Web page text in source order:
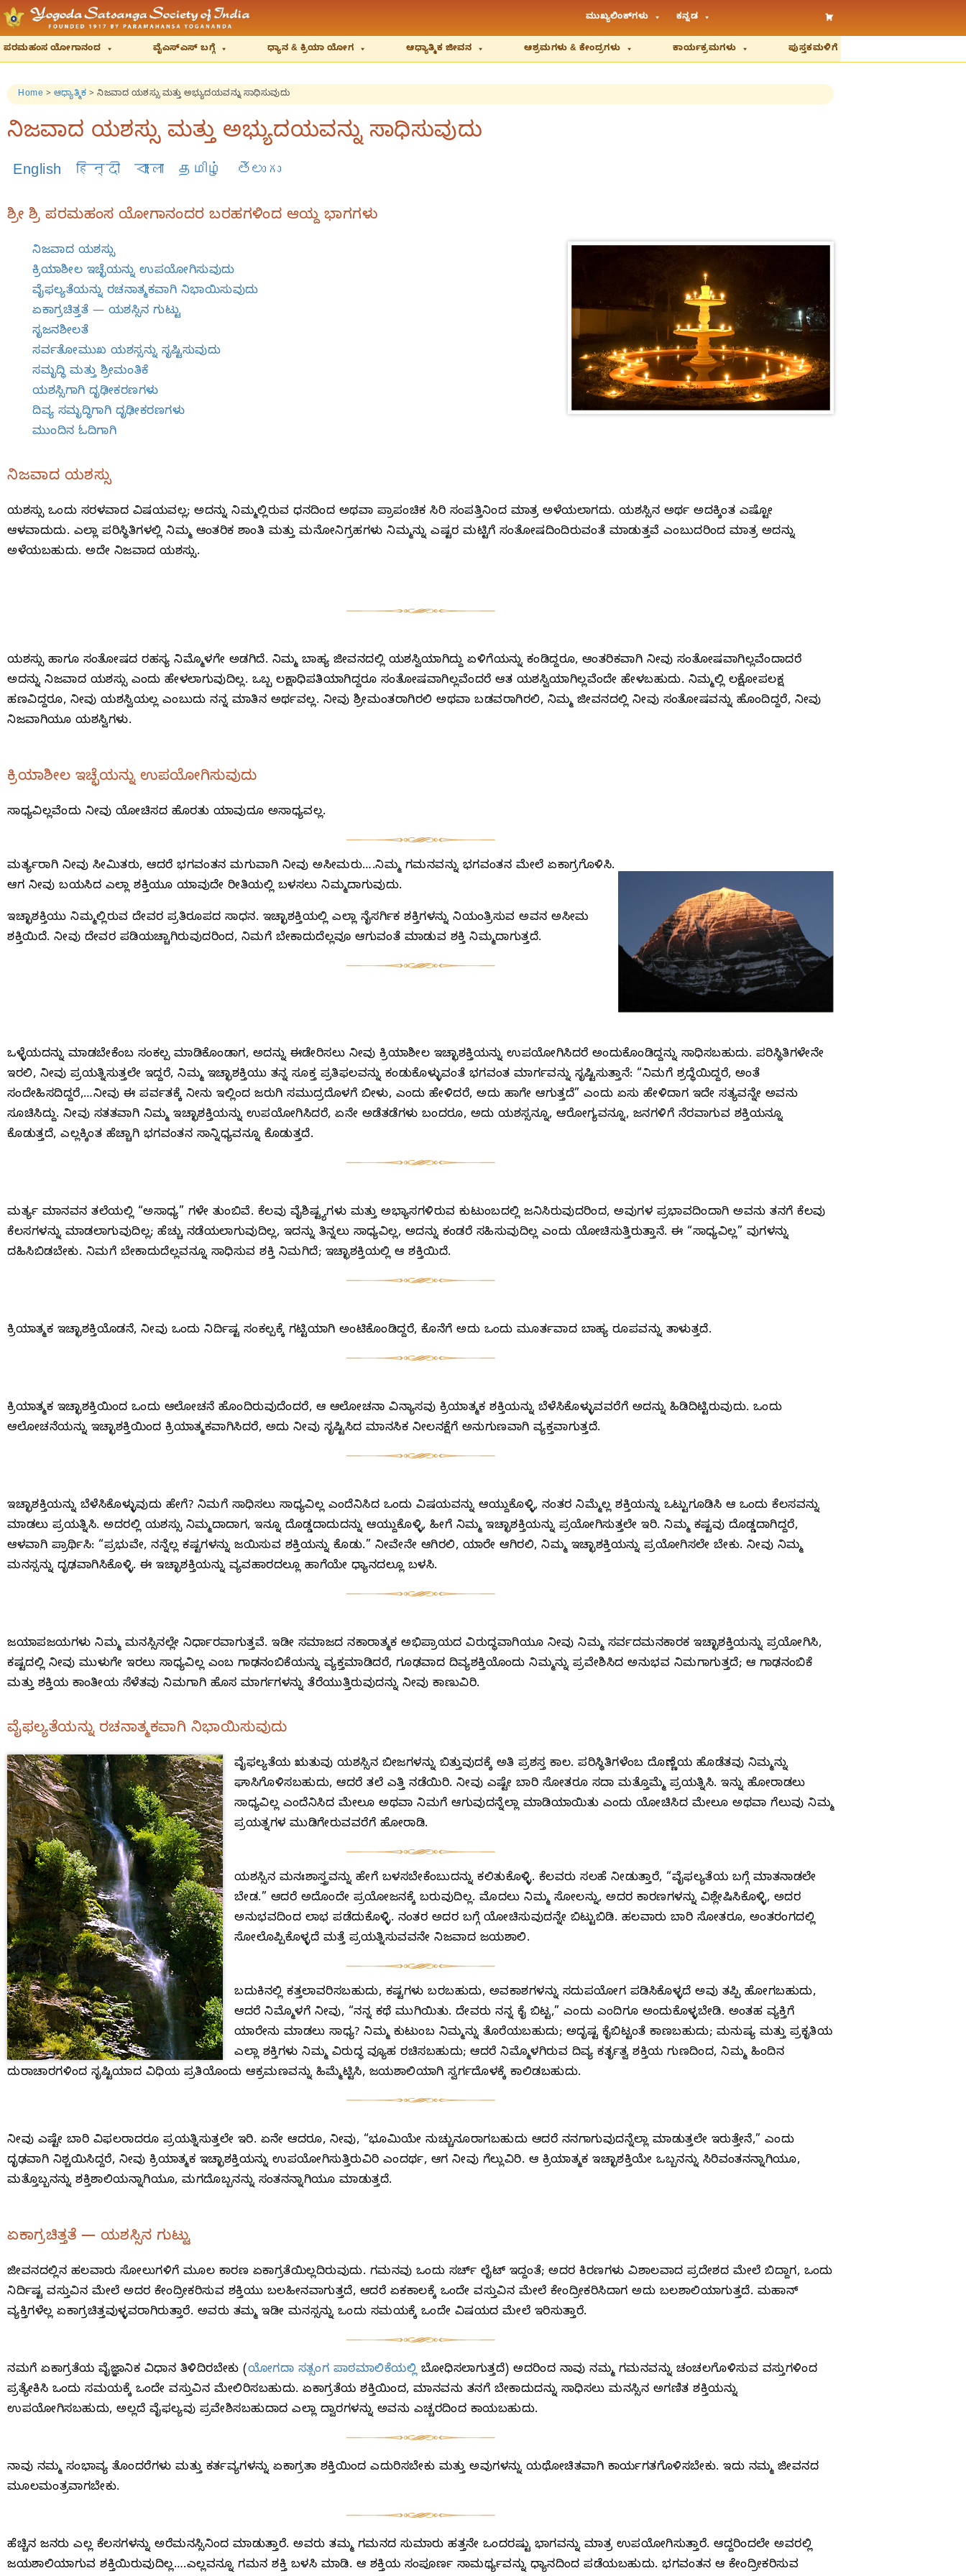
ಮುಖ್ಯಲಿಂಕ್‌ಗಳು ಕನ್ನಡ
ಪರಮಹಂಸ ಯೋಗಾನಂದ ವೈಎಸ್‌ಎಸ್‌ ಬಗ್ಗೆ ಧ್ಯಾನ & ಕ್ರಿಯಾ ಯೋಗ ಆಧ್ಯಾತ್ಮಿಕ ಜೀವನ ಆಶ್ರಮಗಳು & ಕೇಂದ್ರಗಳು ಕಾರ್ಯಕ್ರಮಗಳು ಪುಸ್ತಕಮಳಿಗೆ
Home > ಆಧ್ಯಾತ್ಮಿಕ > ನಿಜವಾದ ಯಶಸ್ಸು ಮತ್ತು ಅಭ್ಯುದಯವನ್ನು ಸಾಧಿಸುವುದು
ನಿಜವಾದ ಯಶಸ್ಸು ಮತ್ತು ಅಭ್ಯುದಯವನ್ನು ಸಾಧಿಸುವುದು
English हिन्दी বাংলা தமிழ் తెలుగు
ಶ್ರೀ ಶ್ರಿ ಪರಮಹಂಸ ಯೋಗಾನಂದರ ಬರಹಗಳಿಂದ ಆಯ್ದ ಭಾಗಗಳು
ನಿಜವಾದ ಯಶಸ್ಸು
ಕ್ರಿಯಾಶೀಲ ಇಚ್ಛೆಯನ್ನು ಉಪಯೋಗಿಸುವುದು
ವೈಫಲ್ಯತೆಯನ್ನು ರಚನಾತ್ಮಕವಾಗಿ ನಿಭಾಯಿಸುವುದು
ಏಕಾಗ್ರಚಿತ್ತತೆ — ಯಶಸ್ಸಿನ ಗುಟ್ಟು
ಸೃಜನಶೀಲತೆ
ಸರ್ವತೋಮುಖ ಯಶಸ್ಸನ್ನು ಸೃಷ್ಟಿಸುವುದು
ಸಮೃದ್ಧಿ ಮತ್ತು ಶ್ರೀಮಂತಿಕೆ
ಯಶಸ್ಸಿಗಾಗಿ ದೃಢೀಕರಣಗಳು
ದಿವ್ಯ ಸಮೃದ್ಧಿಗಾಗಿ ದೃಢೀಕರಣಗಳು
ಮುಂದಿನ ಓದಿಗಾಗಿ
ನಿಜವಾದ ಯಶಸ್ಸು
ಯಶಸ್ಸು ಒಂದು ಸರಳವಾದ ವಿಷಯವಲ್ಲ; ಅದನ್ನು ನಿಮ್ಮಲ್ಲಿರುವ ಧನದಿಂದ ಅಥವಾ ಪ್ರಾಪಂಚಿಕ ಸಿರಿ ಸಂಪತ್ತಿನಿಂದ ಮಾತ್ರ ಅಳೆಯಲಾಗದು. ಯಶಸ್ಸಿನ ಅರ್ಥ ಅದಕ್ಕಿಂತ ಎಷ್ಟೋ
ಆಳವಾದುದು. ಎಲ್ಲಾ ಪರಿಸ್ಥಿತಿಗಳಲ್ಲಿ ನಿಮ್ಮ ಆಂತರಿಕ ಶಾಂತಿ ಮತ್ತು ಮನೋನಿಗ್ರಹಗಳು ನಿಮ್ಮನ್ನು ಎಷ್ಟರ ಮಟ್ಟಿಗೆ ಸಂತೋಷದಿಂದಿರುವಂತೆ ಮಾಡುತ್ತವೆ ಎಂಬುದರಿಂದ ಮಾತ್ರ ಅದನ್ನು
ಅಳೆಯಬಹುದು. ಅದೇ ನಿಜವಾದ ಯಶಸ್ಸು.
ಯಶಸ್ಸು ಹಾಗೂ ಸಂತೋಷದ ರಹಸ್ಯ ನಿಮ್ಮೊಳಗೇ ಅಡಗಿದೆ. ನಿಮ್ಮ ಬಾಹ್ಯ ಜೀವನದಲ್ಲಿ ಯಶಸ್ವಿಯಾಗಿದ್ದು ಏಳಿಗೆಯನ್ನು ಕಂಡಿದ್ದರೂ, ಆಂತರಿಕವಾಗಿ ನೀವು ಸಂತೋಷವಾಗಿಲ್ಲವೆಂದಾದರೆ
ಅದನ್ನು ನಿಜವಾದ ಯಶಸ್ಸು ಎಂದು ಹೇಳಲಾಗುವುದಿಲ್ಲ. ಒಬ್ಬ ಲಕ್ಷಾಧಿಪತಿಯಾಗಿದ್ದರೂ ಸಂತೋಷವಾಗಿಲ್ಲವೆಂದರೆ ಆತ ಯಶಸ್ವಿಯಾಗಿಲ್ಲವೆಂದೇ ಹೇಳಬಹುದು. ನಿಮ್ಮಲ್ಲಿ ಲಕ್ಷೋಪಲಕ್ಷ
ಹಣವಿದ್ದರೂ, ನೀವು ಯಶಸ್ವಿಯಲ್ಲ ಎಂಬುದು ನನ್ನ ಮಾತಿನ ಅರ್ಥವಲ್ಲ. ನೀವು ಶ್ರೀಮಂತರಾಗಿರಲಿ ಅಥವಾ ಬಡವರಾಗಿರಲಿ, ನಿಮ್ಮ ಜೀವನದಲ್ಲಿ ನೀವು ಸಂತೋಷವನ್ನು ಹೊಂದಿದ್ದರೆ, ನೀವು
ನಿಜವಾಗಿಯೂ ಯಶಸ್ವಿಗಳು.
ಕ್ರಿಯಾಶೀಲ ಇಚ್ಛೆಯನ್ನು ಉಪಯೋಗಿಸುವುದು
ಸಾಧ್ಯವಿಲ್ಲವೆಂದು ನೀವು ಯೋಚಿಸದ ಹೊರತು ಯಾವುದೂ ಅಸಾಧ್ಯವಲ್ಲ.
ಮರ್ತ್ಯರಾಗಿ ನೀವು ಸೀಮಿತರು, ಆದರೆ ಭಗವಂತನ ಮಗುವಾಗಿ ನೀವು ಅಸೀಮರು….ನಿಮ್ಮ ಗಮನವನ್ನು ಭಗವಂತನ ಮೇಲೆ ಏಕಾಗ್ರಗೊಳಿಸಿ.
ಆಗ ನೀವು ಬಯಸಿದ ಎಲ್ಲಾ ಶಕ್ತಿಯೂ ಯಾವುದೇ ರೀತಿಯಲ್ಲಿ ಬಳಸಲು ನಿಮ್ಮದಾಗುವುದು.
ಇಚ್ಛಾಶಕ್ತಿಯು ನಿಮ್ಮಲ್ಲಿರುವ ದೇವರ ಪ್ರತಿರೂಪದ ಸಾಧನ. ಇಚ್ಛಾಶಕ್ತಿಯಲ್ಲಿ ಎಲ್ಲಾ ನೈಸರ್ಗಿಕ ಶಕ್ತಿಗಳನ್ನು ನಿಯಂತ್ರಿಸುವ ಅವನ ಅಸೀಮ
ಶಕ್ತಿಯಿದೆ. ನೀವು ದೇವರ ಪಡಿಯಚ್ಚಾಗಿರುವುದರಿಂದ, ನಿಮಗೆ ಬೇಕಾದುದೆಲ್ಲವೂ ಆಗುವಂತೆ ಮಾಡುವ ಶಕ್ತಿ ನಿಮ್ಮದಾಗುತ್ತದೆ.
ಒಳ್ಳೆಯದನ್ನು ಮಾಡಬೇಕೆಂಬ ಸಂಕಲ್ಪ ಮಾಡಿಕೊಂಡಾಗ, ಅದನ್ನು ಈಡೇರಿಸಲು ನೀವು ಕ್ರಿಯಾಶೀಲ ಇಚ್ಛಾಶಕ್ತಿಯನ್ನು ಉಪಯೋಗಿಸಿದರೆ ಅಂದುಕೊಂಡಿದ್ದನ್ನು ಸಾಧಿಸಬಹುದು. ಪರಿಸ್ಥಿತಿಗಳೇನೇ
ಇರಲಿ, ನೀವು ಪ್ರಯತ್ನಿಸುತ್ತಲೇ ಇದ್ದರೆ, ನಿಮ್ಮ ಇಚ್ಛಾಶಕ್ತಿಯು ತನ್ನ ಸೂಕ್ತ ಪ್ರತಿಫಲವನ್ನು ಕಂಡುಕೊಳ್ಳುವಂತೆ ಭಗವಂತ ಮಾರ್ಗವನ್ನು ಸೃಷ್ಟಿಸುತ್ತಾನೆ: “ನಿಮಗೆ ಶ್ರದ್ಧೆಯಿದ್ದರೆ, ಅಂತೆ
ಸಂದೇಹಿಸದಿದ್ದರೆ,…ನೀವು ಈ ಪರ್ವತಕ್ಕೆ ನೀನು ಇಲ್ಲಿಂದ ಜರುಗಿ ಸಮುದ್ರದೊಳಗೆ ಬೀಳು, ಎಂದು ಹೇಳಿದರೆ, ಅದು ಹಾಗೇ ಆಗುತ್ತದೆ” ಎಂದು ಏಸು ಹೇಳಿದಾಗ ಇದೇ ಸತ್ಯವನ್ನೇ ಅವನು
ಸೂಚಿಸಿದ್ದು. ನೀವು ಸತತವಾಗಿ ನಿಮ್ಮ ಇಚ್ಛಾಶಕ್ತಿಯನ್ನು ಉಪಯೋಗಿಸಿದರೆ, ಏನೇ ಅಡೆತಡೆಗಳು ಬಂದರೂ, ಅದು ಯಶಸ್ಸನ್ನೂ, ಆರೋಗ್ಯವನ್ನೂ, ಜನಗಳಿಗೆ ನೆರವಾಗುವ ಶಕ್ತಿಯನ್ನೂ
ಕೊಡುತ್ತದೆ, ಎಲ್ಲಕ್ಕಿಂತ ಹೆಚ್ಚಾಗಿ ಭಗವಂತನ ಸಾನ್ನಿಧ್ಯವನ್ನೂ ಕೊಡುತ್ತದೆ.
ಮರ್ತ್ಯ ಮಾನವನ ತಲೆಯಲ್ಲಿ “ಅಸಾಧ್ಯ” ಗಳೇ ತುಂಬಿವೆ. ಕೆಲವು ವೈಶಿಷ್ಟ್ಯಗಳು ಮತ್ತು ಅಭ್ಯಾಸಗಳಿರುವ ಕುಟುಂಬದಲ್ಲಿ ಜನಿಸಿರುವುದರಿಂದ, ಅವುಗಳ ಪ್ರಭಾವದಿಂದಾಗಿ ಅವನು ತನಗೆ ಕೆಲವು
ಕೆಲಸಗಳನ್ನು ಮಾಡಲಾಗುವುದಿಲ್ಲ; ಹೆಚ್ಚು ನಡೆಯಲಾಗುವುದಿಲ್ಲ, ಇದನ್ನು ತಿನ್ನಲು ಸಾಧ್ಯವಿಲ್ಲ, ಅದನ್ನು ಕಂಡರೆ ಸಹಿಸುವುದಿಲ್ಲ ಎಂದು ಯೋಚಿಸುತ್ತಿರುತ್ತಾನೆ. ಈ “ಸಾಧ್ಯವಿಲ್ಲ” ವುಗಳನ್ನು
ದಹಿಸಿಬಿಡಬೇಕು. ನಿಮಗೆ ಬೇಕಾದುದೆಲ್ಲವನ್ನೂ ಸಾಧಿಸುವ ಶಕ್ತಿ ನಿಮಗಿದೆ; ಇಚ್ಛಾಶಕ್ತಿಯಲ್ಲಿ ಆ ಶಕ್ತಿಯಿದೆ.
ಕ್ರಿಯಾತ್ಮಕ ಇಚ್ಛಾಶಕ್ತಿಯೊಡನೆ, ನೀವು ಒಂದು ನಿರ್ದಿಷ್ಟ ಸಂಕಲ್ಪಕ್ಕೆ ಗಟ್ಟಿಯಾಗಿ ಅಂಟಿಕೊಂಡಿದ್ದರೆ, ಕೊನೆಗೆ ಅದು ಒಂದು ಮೂರ್ತವಾದ ಬಾಹ್ಯ ರೂಪವನ್ನು ತಾಳುತ್ತದೆ.
ಕ್ರಿಯಾತ್ಮಕ ಇಚ್ಛಾಶಕ್ತಿಯಿಂದ ಒಂದು ಆಲೋಚನೆ ಹೊಂದಿರುವುದೆಂದರೆ, ಆ ಆಲೋಚನಾ ವಿನ್ಯಾಸವು ಕ್ರಿಯಾತ್ಮಕ ಶಕ್ತಿಯನ್ನು ಬೆಳೆಸಿಕೊಳ್ಳುವವರೆಗೆ ಅದನ್ನು ಹಿಡಿದಿಟ್ಟಿರುವುದು. ಒಂದು
ಆಲೋಚನೆಯನ್ನು ಇಚ್ಛಾಶಕ್ತಿಯಿಂದ ಕ್ರಿಯಾತ್ಮಕವಾಗಿಸಿದರೆ, ಅದು ನೀವು ಸೃಷ್ಟಿಸಿದ ಮಾನಸಿಕ ನೀಲನಕ್ಷೆಗೆ ಅನುಗುಣವಾಗಿ ವ್ಯಕ್ತವಾಗುತ್ತದೆ.
ಇಚ್ಛಾಶಕ್ತಿಯನ್ನು ಬೆಳೆಸಿಕೊಳ್ಳುವುದು ಹೇಗೆ? ನಿಮಗೆ ಸಾಧಿಸಲು ಸಾಧ್ಯವಿಲ್ಲ ಎಂದೆನಿಸಿದ ಒಂದು ವಿಷಯವನ್ನು ಆಯ್ದುಕೊಳ್ಳಿ, ನಂತರ ನಿಮ್ಮೆಲ್ಲ ಶಕ್ತಿಯನ್ನು ಒಟ್ಟುಗೂಡಿಸಿ ಆ ಒಂದು ಕೆಲಸವನ್ನು
ಮಾಡಲು ಪ್ರಯತ್ನಿಸಿ. ಅದರಲ್ಲಿ ಯಶಸ್ಸು ನಿಮ್ಮದಾದಾಗ, ಇನ್ನೂ ದೊಡ್ಡದಾದುದನ್ನು ಆಯ್ದುಕೊಳ್ಳಿ, ಹೀಗೆ ನಿಮ್ಮ ಇಚ್ಛಾಶಕ್ತಿಯನ್ನು ಪ್ರಯೋಗಿಸುತ್ತಲೇ ಇರಿ. ನಿಮ್ಮ ಕಷ್ಟವು ದೊಡ್ಡದಾಗಿದ್ದರೆ,
ಆಳವಾಗಿ ಪ್ರಾರ್ಥಿಸಿ: “ಪ್ರಭುವೇ, ನನ್ನೆಲ್ಲ ಕಷ್ಟಗಳನ್ನು ಜಯಿಸುವ ಶಕ್ತಿಯನ್ನು ಕೊಡು.” ನೀವೇನೇ ಆಗಿರಲಿ, ಯಾರೇ ಆಗಿರಲಿ, ನಿಮ್ಮ ಇಚ್ಛಾಶಕ್ತಿಯನ್ನು ಪ್ರಯೋಗಿಸಲೇ ಬೇಕು. ನೀವು ನಿಮ್ಮ
ಮನಸ್ಸನ್ನು ದೃಢವಾಗಿಸಿಕೊಳ್ಳಿ. ಈ ಇಚ್ಛಾಶಕ್ತಿಯನ್ನು ವ್ಯವಹಾರದಲ್ಲೂ ಹಾಗೆಯೇ ಧ್ಯಾನದಲ್ಲೂ ಬಳಸಿ.
ಜಯಾಪಜಯಗಳು ನಿಮ್ಮ ಮನಸ್ಸಿನಲ್ಲೇ ನಿರ್ಧಾರವಾಗುತ್ತವೆ. ಇಡೀ ಸಮಾಜದ ನಕಾರಾತ್ಮಕ ಅಭಿಪ್ರಾಯದ ವಿರುದ್ಧವಾಗಿಯೂ ನೀವು ನಿಮ್ಮ ಸರ್ವದಮನಕಾರಕ ಇಚ್ಛಾಶಕ್ತಿಯನ್ನು ಪ್ರಯೋಗಿಸಿ,
ಕಷ್ಟದಲ್ಲಿ ನೀವು ಮುಳುಗೇ ಇರಲು ಸಾಧ್ಯವಿಲ್ಲ ಎಂಬ ಗಾಢನಂಬಿಕೆಯನ್ನು ವ್ಯಕ್ತಮಾಡಿದರೆ, ಗೂಢವಾದ ದಿವ್ಯಶಕ್ತಿಯೊಂದು ನಿಮ್ಮನ್ನು ಪ್ರವೇಶಿಸಿದ ಅನುಭವ ನಿಮಗಾಗುತ್ತದೆ; ಆ ಗಾಢನಂಬಿಕೆ
ಮತ್ತು ಶಕ್ತಿಯ ಕಾಂತೀಯ ಸೆಳೆತವು ನಿಮಗಾಗಿ ಹೊಸ ಮಾರ್ಗಗಳನ್ನು ತೆರೆಯುತ್ತಿರುವುದನ್ನು ನೀವು ಕಾಣುವಿರಿ.
ವೈಫಲ್ಯತೆಯನ್ನು ರಚನಾತ್ಮಕವಾಗಿ ನಿಭಾಯಿಸುವುದು
ವೈಫಲ್ಯತೆಯ ಋತುವು ಯಶಸ್ಸಿನ ಬೀಜಗಳನ್ನು ಬಿತ್ತುವುದಕ್ಕೆ ಅತಿ ಪ್ರಶಸ್ತ ಕಾಲ. ಪರಿಸ್ಥಿತಿಗಳೆಂಬ ದೊಣ್ಣೆಯ ಹೊಡೆತವು ನಿಮ್ಮನ್ನು
ಘಾಸಿಗೊಳಿಸಬಹುದು, ಆದರೆ ತಲೆ ಎತ್ತಿ ನಡೆಯಿರಿ. ನೀವು ಎಷ್ಟೇ ಬಾರಿ ಸೋತರೂ ಸದಾ ಮತ್ತೊಮ್ಮೆ ಪ್ರಯತ್ನಿಸಿ. ಇನ್ನು ಹೋರಾಡಲು
ಸಾಧ್ಯವಿಲ್ಲ ಎಂದೆನಿಸಿದ ಮೇಲೂ ಅಥವಾ ನಿಮಗೆ ಆಗುವುದನ್ನೆಲ್ಲಾ ಮಾಡಿಯಾಯಿತು ಎಂದು ಯೋಚಿಸಿದ ಮೇಲೂ ಅಥವಾ ಗೆಲುವು ನಿಮ್ಮ
ಪ್ರಯತ್ನಗಳ ಮುಡಿಗೇರುವವರೆಗೆ ಹೋರಾಡಿ.
ಯಶಸ್ಸಿನ ಮನಃಶಾಸ್ತ್ರವನ್ನು ಹೇಗೆ ಬಳಸಬೇಕೆಂಬುದನ್ನು ಕಲಿತುಕೊಳ್ಳಿ. ಕೆಲವರು ಸಲಹೆ ನೀಡುತ್ತಾರೆ, “ವೈಫಲ್ಯತೆಯ ಬಗ್ಗೆ ಮಾತನಾಡಲೇ
ಬೇಡ.” ಆದರೆ ಅದೊಂದೇ ಪ್ರಯೋಜನಕ್ಕೆ ಬರುವುದಿಲ್ಲ. ಮೊದಲು ನಿಮ್ಮ ಸೋಲನ್ನು, ಅದರ ಕಾರಣಗಳನ್ನು ವಿಶ್ಲೇಷಿಸಿಕೊಳ್ಳಿ, ಅದರ
ಅನುಭವದಿಂದ ಲಾಭ ಪಡೆದುಕೊಳ್ಳಿ. ನಂತರ ಅದರ ಬಗ್ಗೆ ಯೋಚಿಸುವುದನ್ನೇ ಬಿಟ್ಟುಬಿಡಿ. ಹಲವಾರು ಬಾರಿ ಸೋತರೂ, ಅಂತರಂಗದಲ್ಲಿ
ಸೋಲೊಪ್ಪಿಕೊಳ್ಳದೆ ಮತ್ತೆ ಪ್ರಯತ್ನಿಸುವವನೇ ನಿಜವಾದ ಜಯಶಾಲಿ.
ಬದುಕಿನಲ್ಲಿ ಕತ್ತಲಾವರಿಸಬಹುದು, ಕಷ್ಟಗಳು ಬರಬಹುದು, ಅವಕಾಶಗಳನ್ನು ಸದುಪಯೋಗ ಪಡಿಸಿಕೊಳ್ಳದೆ ಅವು ತಪ್ಪಿ ಹೋಗಬಹುದು,
ಆದರೆ ನಿಮ್ಮೊಳಗೆ ನೀವು, “ನನ್ನ ಕಥೆ ಮುಗಿಯಿತು. ದೇವರು ನನ್ನ ಕೈ ಬಿಟ್ಟ,” ಎಂದು ಎಂದಿಗೂ ಅಂದುಕೊಳ್ಳಬೇಡಿ. ಅಂತಹ ವ್ಯಕ್ತಿಗೆ
ಯಾರೇನು ಮಾಡಲು ಸಾಧ್ಯ? ನಿಮ್ಮ ಕುಟುಂಬ ನಿಮ್ಮನ್ನು ತೊರೆಯಬಹುದು; ಅದೃಷ್ಟ ಕೈಬಿಟ್ಟಂತೆ ಕಾಣಬಹುದು; ಮನುಷ್ಯ ಮತ್ತು ಪ್ರಕೃತಿಯ
ಎಲ್ಲಾ ಶಕ್ತಿಗಳು ನಿಮ್ಮ ವಿರುದ್ಧ ವ್ಯೂಹ ರಚಿಸಬಹುದು; ಆದರೆ ನಿಮ್ಮೊಳಗಿರುವ ದಿವ್ಯ ಕರ್ತೃತ್ವ ಶಕ್ತಿಯ ಗುಣದಿಂದ, ನಿಮ್ಮ ಹಿಂದಿನ
ದುರಾಚಾರಗಳಿಂದ ಸೃಷ್ಟಿಯಾದ ವಿಧಿಯ ಪ್ರತಿಯೊಂದು ಆಕ್ರಮಣವನ್ನು ಹಿಮ್ಮೆಟ್ಟಿಸಿ, ಜಯಶಾಲಿಯಾಗಿ ಸ್ವರ್ಗದೊಳಕ್ಕೆ ಕಾಲಿಡಬಹುದು.
ನೀವು ಎಷ್ಟೇ ಬಾರಿ ವಿಫಲರಾದರೂ ಪ್ರಯತ್ನಿಸುತ್ತಲೇ ಇರಿ. ಏನೇ ಆದರೂ, ನೀವು, “ಭೂಮಿಯೇ ನುಚ್ಚುನೂರಾಗಬಹುದು ಆದರೆ ನನಗಾಗುವುದನ್ನೆಲ್ಲಾ ಮಾಡುತ್ತಲೇ ಇರುತ್ತೇನೆ,” ಎಂದು
ದೃಢವಾಗಿ ನಿಶ್ಚಯಿಸಿದ್ದರೆ, ನೀವು ಕ್ರಿಯಾತ್ಮಕ ಇಚ್ಛಾಶಕ್ತಿಯನ್ನು ಉಪಯೋಗಿಸುತ್ತಿರುವಿರಿ ಎಂದರ್ಥ, ಆಗ ನೀವು ಗೆಲ್ಲುವಿರಿ. ಆ ಕ್ರಿಯಾತ್ಮಕ ಇಚ್ಛಾಶಕ್ತಿಯೇ ಒಬ್ಬನನ್ನು ಸಿರಿವಂತನನ್ನಾಗಿಯೂ,
ಮತ್ತೊಬ್ಬನನ್ನು ಶಕ್ತಿಶಾಲಿಯನ್ನಾಗಿಯೂ, ಮಗದೊಬ್ಬನನ್ನು ಸಂತನನ್ನಾಗಿಯೂ ಮಾಡುತ್ತದೆ.
ಏಕಾಗ್ರಚಿತ್ತತೆ — ಯಶಸ್ಸಿನ ಗುಟ್ಟು
ಜೀವನದಲ್ಲಿನ ಹಲವಾರು ಸೋಲುಗಳಿಗೆ ಮೂಲ ಕಾರಣ ಏಕಾಗ್ರತೆಯಿಲ್ಲದಿರುವುದು. ಗಮನವು ಒಂದು ಸರ್ಚ್ ಲೈಟ್ ಇದ್ದಂತೆ; ಅದರ ಕಿರಣಗಳು ವಿಶಾಲವಾದ ಪ್ರದೇಶದ ಮೇಲೆ ಬಿದ್ದಾಗ, ಒಂದು
ನಿರ್ದಿಷ್ಟ ವಸ್ತುವಿನ ಮೇಲೆ ಅದರ ಕೇಂದ್ರೀಕರಿಸುವ ಶಕ್ತಿಯು ಬಲಹೀನವಾಗುತ್ತದೆ, ಆದರೆ ಏಕಕಾಲಕ್ಕೆ ಒಂದೇ ವಸ್ತುವಿನ ಮೇಲೆ ಕೇಂದ್ರೀಕರಿಸಿದಾಗ ಅದು ಬಲಶಾಲಿಯಾಗುತ್ತದೆ. ಮಹಾನ್
ವ್ಯಕ್ತಿಗಳೆಲ್ಲ ಏಕಾಗ್ರಚಿತ್ತವುಳ್ಳವರಾಗಿರುತ್ತಾರೆ. ಅವರು ತಮ್ಮ ಇಡೀ ಮನಸ್ಸನ್ನು ಒಂದು ಸಮಯಕ್ಕೆ ಒಂದೇ ವಿಷಯದ ಮೇಲೆ ಇರಿಸುತ್ತಾರೆ.
ನಮಗೆ ಏಕಾಗ್ರತೆಯ ವೈಜ್ಞಾನಿಕ ವಿಧಾನ ತಿಳಿದಿರಬೇಕು (ಯೋಗದಾ ಸತ್ಸಂಗ ಪಾಠಮಾಲಿಕೆಯಲ್ಲಿಬೋಧಿಸಲಾಗುತ್ತದೆ) ಅದರಿಂದ ನಾವು ನಮ್ಮ ಗಮನವನ್ನು ಚಂಚಲಗೊಳಿಸುವ ವಸ್ತುಗಳಿಂದ
ಪ್ರತ್ಯೇಕಿಸಿ ಒಂದು ಸಮಯಕ್ಕೆ ಒಂದೇ ವಸ್ತುವಿನ ಮೇಲಿರಿಸಬಹುದು. ಏಕಾಗ್ರತೆಯ ಶಕ್ತಿಯಿಂದ, ಮಾನವನು ತನಗೆ ಬೇಕಾದುದನ್ನು ಸಾಧಿಸಲು ಮನಸ್ಸಿನ ಅಗಣಿತ ಶಕ್ತಿಯನ್ನು
ಉಪಯೋಗಿಸಬಹುದು, ಅಲ್ಲದೆ ವೈಫಲ್ಯವು ಪ್ರವೇಶಿಸಬಹುದಾದ ಎಲ್ಲಾ ದ್ವಾರಗಳನ್ನು ಅವನು ಎಚ್ಚರದಿಂದ ಕಾಯಬಹುದು.
ನಾವು ನಮ್ಮ ಸಂಭಾವ್ಯ ತೊಂದರೆಗಳು ಮತ್ತು ಕರ್ತವ್ಯಗಳನ್ನು ಏಕಾಗ್ರತಾ ಶಕ್ತಿಯಿಂದ ಎದುರಿಸಬೇಕು ಮತ್ತು ಅವುಗಳನ್ನು ಯಥೋಚಿತವಾಗಿ ಕಾರ್ಯಗತಗೊಳಿಸಬೇಕು. ಇದು ನಮ್ಮ ಜೀವನದ
ಮೂಲಮಂತ್ರವಾಗಬೇಕು.
ಹೆಚ್ಚಿನ ಜನರು ಎಲ್ಲ ಕೆಲಸಗಳನ್ನು ಅರೆಮನಸ್ಸಿನಿಂದ ಮಾಡುತ್ತಾರೆ. ಅವರು ತಮ್ಮ ಗಮನದ ಸುಮಾರು ಹತ್ತನೇ ಒಂದರಷ್ಟು ಭಾಗವನ್ನು ಮಾತ್ರ ಉಪಯೋಗಿಸುತ್ತಾರೆ. ಆದ್ದರಿಂದಲೇ ಅವರಲ್ಲಿ
ಜಯಶಾಲಿಯಾಗುವ ಶಕ್ತಿಯಿರುವುದಿಲ್ಲ….ಎಲ್ಲವನ್ನೂ ಗಮನ ಶಕ್ತಿ ಬಳಸಿ ಮಾಡಿ. ಆ ಶಕ್ತಿಯ ಸಂಪೂರ್ಣ ಸಾಮರ್ಥ್ಯವನ್ನು ಧ್ಯಾನದಿಂದ ಪಡೆಯಬಹುದು. ಭಗವಂತನ ಆ ಕೇಂದ್ರೀಕರಿಸುವ